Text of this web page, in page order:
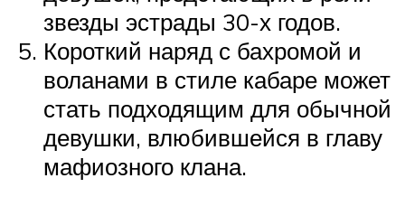
звезды эстрады 30-х годов.
Короткий наряд с бахромой и
воланами в стиле кабаре может
стать подходящим для обычной
девушки, влюбившейся в главу
мафиозного клана.